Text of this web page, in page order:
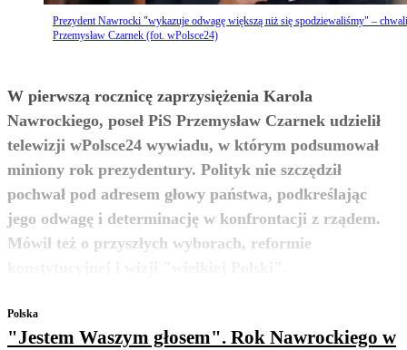
Prezydent Nawrocki "wykazuje odwagę większą niż się spodziewaliśmy" – chwali
Przemysław Czarnek (fot. wPolsce24)
W pierwszą rocznicę zaprzysiężenia Karola
Nawrockiego, poseł PiS Przemysław Czarnek udzielił
telewizji wPolsce24 wywiadu, w którym podsumował
miniony rok prezydentury. Polityk nie szczędził
pochwał pod adresem głowy państwa, podkreślając
jego odwagę i determinację w konfrontacji z rządem.
Mówił też o przyszłych wyborach, reformie
zobacz więcej
Polska
"Jestem Waszym głosem". Rok Nawrockiego w